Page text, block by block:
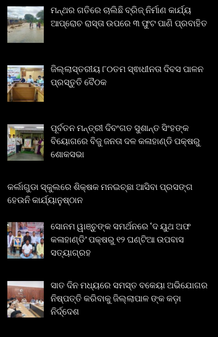
ମନ୍ଥର ଗତିରେ ଚାଲିଛି ବ୍ରିଜ୍ ନିର୍ମାଣ କାର୍ଯ୍ୟ
ଆପ୍ରୋଚ ରାସ୍ତା ଉପରେ ୩ ଫୁଟ ପାଣି ପ୍ରବାହିତ
ଜିଲ୍ଲାସ୍ତରୀୟ ୮୦ତମ ସ୍ଵାଧୀନତା ଦିବସ ପାଳନ
ପ୍ରସ୍ତୁତି ବୈଠକ
ପୂର୍ବତନ ମନ୍ତ୍ରୀ ଦିବଂଗତ ସୁଶାନ୍ତ ସିଂହଙ୍କ
ବିୟୋଗରେ ବିଜୁ ଜନତା ଦଳ କଳାହାଣ୍ଡି ପକ୍ଷରୁ
ଶୋକସଭା
କର୍ଲାଗୁଡା ସ୍କୁଲରେ ଶିକ୍ଷକ ମନଇଚ୍ଛା ଆସିବା ପ୍ରସଙ୍ଗ
ହେଉନି କାର୍ଯ୍ୟାନୁଷ୍ଠାନ
ସୋନମ ୱାଞ୍ଚୁଙ୍କ ସମର୍ଥନରେ ‘ଦ ୟୁଥ ଅଫ
କଳାହାଣ୍ଡି’ ପକ୍ଷରୁ ୧୨ ଘଣ୍ଟିଆ ଉପବାସ
ସତ୍ୟାଗ୍ରହ
ସାତ ଦିନ ମଧ୍ୟରେ ସମସ୍ତ ବକେୟା ଅଭିଯୋଗର
ନିଷ୍ପତ୍ତି କରିବାକୁ ଜିଲ୍ଲାପାଳ ଙ୍କ କଡ଼ା
ନିର୍ଦ୍ଦେଶ